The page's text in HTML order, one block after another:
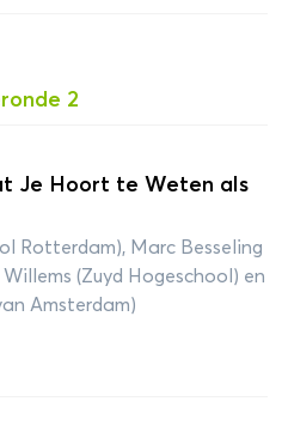
2
Je Hoort te Weten als
Rotterdam), Marc Besseling
(Zuyd Hogeschool) en
Amsterdam)